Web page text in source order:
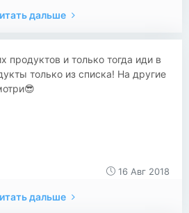
дальше
продуктов и только тогда иди в
только из списка! На другие
16 Авг 2018
дальше